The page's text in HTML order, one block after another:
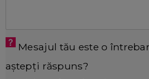
Mesajul tău este o
aștepți răspuns?